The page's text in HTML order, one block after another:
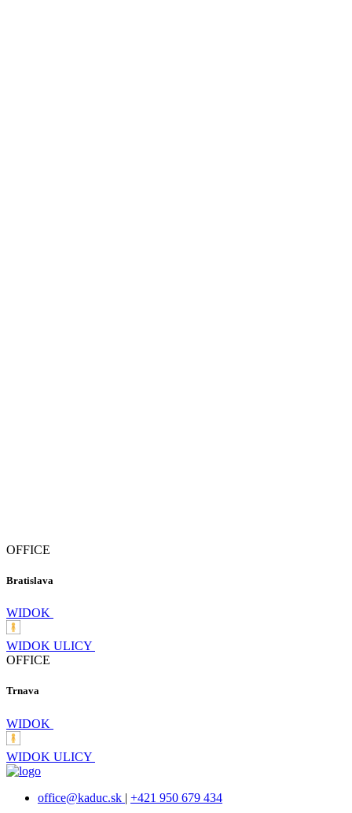
OFFICE
Bratislava
WIDOK
WIDOK ULICY
OFFICE
Trnava
WIDOK
WIDOK ULICY
office@kaduc.sk | +421 950 679 434